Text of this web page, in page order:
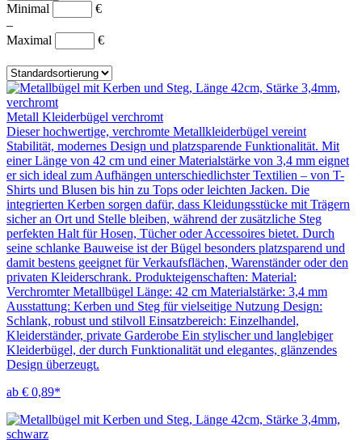
Minimal
€
–
Maximal
€
Metall Kleiderbügel verchromt
Dieser hochwertige, verchromte Metallkleiderbügel vereint
Stabilität, modernes Design und platzsparende Funktionalität. Mit
einer Länge von 42 cm und einer Materialstärke von 3,4 mm eignet
er sich ideal zum Aufhängen unterschiedlichster Textilien – von T-
Shirts und Blusen bis hin zu Tops oder leichten Jacken. Die
integrierten Kerben sorgen dafür, dass Kleidungsstücke mit Trägern
sicher an Ort und Stelle bleiben, während der zusätzliche Steg
perfekten Halt für Hosen, Tücher oder Accessoires bietet. Durch
seine schlanke Bauweise ist der Bügel besonders platzsparend und
damit bestens geeignet für Verkaufsflächen, Warenständer oder den
privaten Kleiderschrank. Produkteigenschaften: Material:
Verchromter Metallbügel Länge: 42 cm Materialstärke: 3,4 mm
Ausstattung: Kerben und Steg für vielseitige Nutzung Design:
Schlank, robust und stilvoll Einsatzbereich: Einzelhandel,
Kleiderständer, private Garderobe Ein stylischer und langlebiger
Kleiderbügel, der durch Funktionalität und elegantes, glänzendes
Design überzeugt.
ab € 0,89*